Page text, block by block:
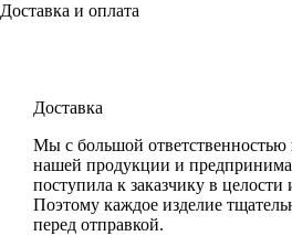
Доставка и оплата
Доставка
Мы с большой ответственностью
нашей продукции и
поступила к заказчику в целости
Поэтому каждое изделие
перед отправкой.